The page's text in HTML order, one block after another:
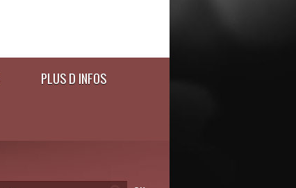
PLUS D INFOS